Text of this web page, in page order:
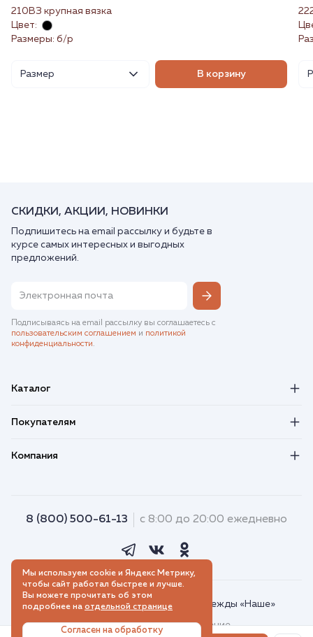
210ВЗ крупная вязка
Цвет:
Размеры: б/р
Размер В корзину
СКИДКИ, АКЦИИ, НОВИНКИ
Подпишитесь на email рассылку и будьте в
курсе самых интересных и выгодных
предложений.
Подписываясь на email рассылку вы соглашаетесь с
пользовательским соглашением и политикой
конфиденциальности.
Каталог
Покупателям
Компания
8 (800) 500-61-13 с 8:00 до 20:00 ежедневно
© 2018–2026. Интернет-магазин одежды «Наше»
Пользовательское соглашение
Мы используем cookie и Яндекс Метрику,
чтобы сайт работал быстрее и лучше.
Вы можете прочитать об этом
подробнее на отдельной странице
Согласен на обработку